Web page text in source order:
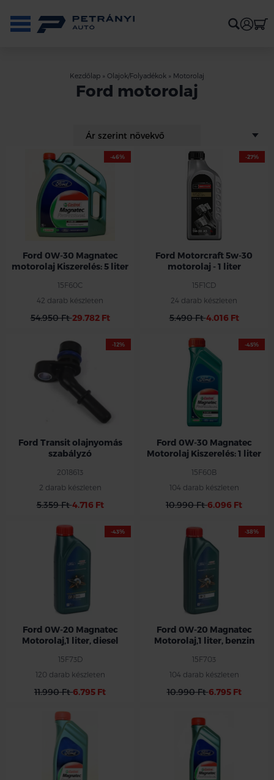
Kezdőlap » Olajok/Folyadékok » Motorolaj
Ford motorolaj
-46%
Ford 0W-30 Magnatec
motorolaj Kiszerelés: 5 liter
15F60C
42 darab készleten
54.950 Ft29.782 Ft
-27%
Ford Motorcraft 5w-30
motorolaj - 1 liter
15F1CD
24 darab készleten
5.490 Ft4.016 Ft
-12%
Ford Transit olajnyomás
szabályzó
2018613
2 darab készleten
5.359 Ft4.716 Ft
-45%
Ford 0W-30 Magnatec
Motorolaj Kiszerelés: 1 liter
15F60B
104 darab készleten
10.990 Ft6.096 Ft
Ford 0W20 Motorolaj Magnatec,
1 literes kiszerelés
-43%
Ford 0W-20 Magnatec
Motorolaj,1 liter, diesel
15F73D
120 darab készleten
11.990 Ft6.795 Ft
Ford 0W20 Motorolaj Magnatec,
1 literes kiszerelés
-38%
Ford 0W-20 Magnatec
Motorolaj,1 liter, benzin
15F703
104 darab készleten
10.990 Ft6.795 Ft